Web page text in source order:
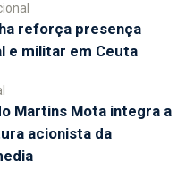
reforça presença
e militar em Ceuta
Martins Mota integra a
acionista da